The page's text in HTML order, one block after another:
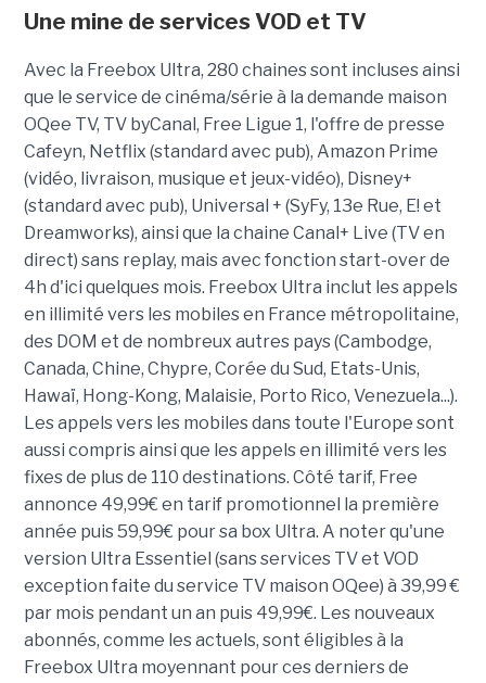
Une mine de services VOD et TV
Avec la Freebox Ultra, 280 chaines sont incluses ainsi
que le service de cinéma/série à la demande maison
OQee TV, TV byCanal, Free Ligue 1, l'offre de presse
Cafeyn, Netflix (standard avec pub), Amazon Prime
(vidéo, livraison, musique et jeux-vidéo), Disney+
(standard avec pub), Universal + (SyFy, 13e Rue, E! et
Dreamworks), ainsi que la chaine Canal+ Live (TV en
direct) sans replay, mais avec fonction start-over de
4h d'ici quelques mois. Freebox Ultra inclut les appels
en illimité vers les mobiles en France métropolitaine,
des DOM et de nombreux autres pays (Cambodge,
Canada, Chine, Chypre, Corée du Sud, Etats-Unis,
Hawaï, Hong-Kong, Malaisie, Porto Rico, Venezuela...).
Les appels vers les mobiles dans toute l'Europe sont
aussi compris ainsi que les appels en illimité vers les
fixes de plus de 110 destinations. Côté tarif, Free
annonce 49,99€ en tarif promotionnel la première
année puis 59,99€ pour sa box Ultra. A noter qu'une
version Ultra Essentiel (sans services TV et VOD
exception faite du service TV maison OQee) à 39,99 €
par mois pendant un an puis 49,99€. Les nouveaux
abonnés, comme les actuels, sont éligibles à la
Freebox Ultra moyennant pour ces derniers de